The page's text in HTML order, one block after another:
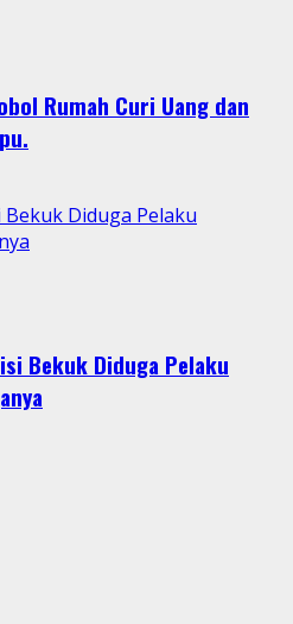
Rumah Curi Uang dan
Bekuk Diduga Pelaku
Bekuk Diduga Pelaku